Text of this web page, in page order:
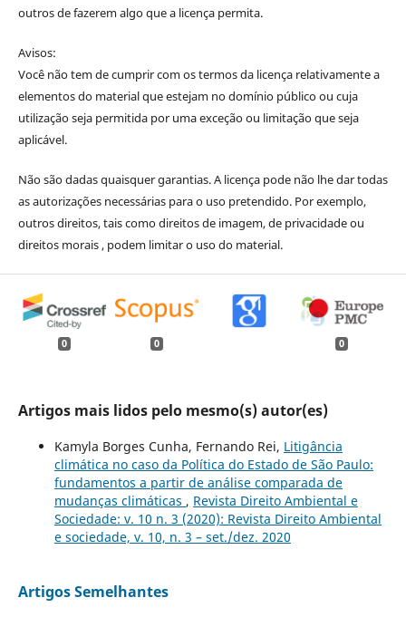
outros de fazerem algo que a licença permita.
Avisos:
Você não tem de cumprir com os termos da licença relativamente a
elementos do material que estejam no domínio público ou cuja
utilização seja permitida por uma exceção ou limitação que seja
aplicável.
Não são dadas quaisquer garantias. A licença pode não lhe dar todas
as autorizações necessárias para o uso pretendido. Por exemplo,
outros direitos, tais como direitos de imagem, de privacidade ou
direitos morais , podem limitar o uso do material.
0 0 0
Artigos mais lidos pelo mesmo(s) autor(es)
Kamyla Borges Cunha, Fernando Rei, Litigância
climática no caso da Política do Estado de São Paulo:
fundamentos a partir de análise comparada de
mudanças climáticas , Revista Direito Ambiental e
Sociedade: v. 10 n. 3 (2020): Revista Direito Ambiental
e sociedade, v. 10, n. 3 – set./dez. 2020
Artigos Semelhantes